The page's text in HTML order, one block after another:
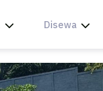
Disewa